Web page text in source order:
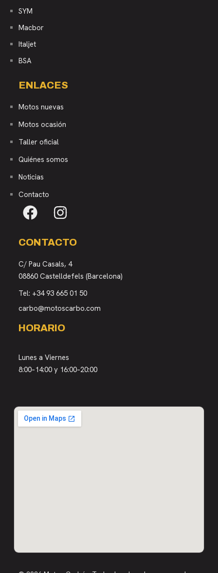
SYM
Macbor
Italjet
BSA
ENLACES
Motos nuevas
Motos ocasión
Taller oficial
Quiénes somos
Noticias
Contacto
CONTACTO
C/ Pau Casals, 4
08860 Castelldefels (Barcelona)
Tel: +34 93 665 01 50
carbo@motoscarbo.com
HORARIO
Lunes a Viernes
8:00–14:00 y 16:00–20:00